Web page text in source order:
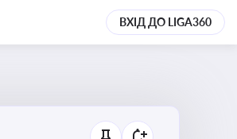
ВХІД ДО LIGA360